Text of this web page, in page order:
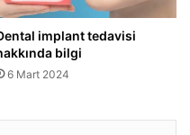
implant tedavisi
bilgi
6 Mart 2024